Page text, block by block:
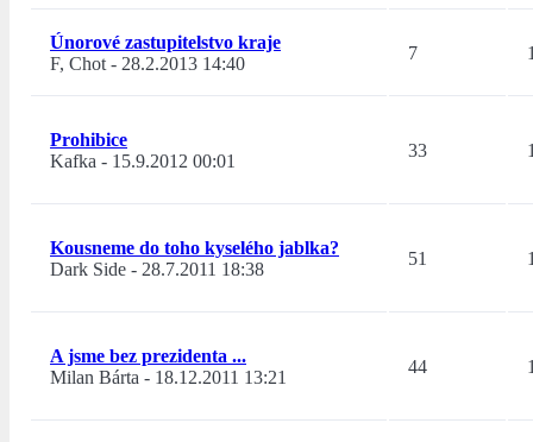
Únorové zastupitelstvo kraje
F, Chot- 28.2.2013 14:40
7
Prohibice
Kafka - 15.9.2012 00:01
33
Kousneme do toho kyselého jablka?
Dark Side - 28.7.2011 18:38
51
A jsme bez prezidenta ...
Milan Bárta - 18.12.2011 13:21
44